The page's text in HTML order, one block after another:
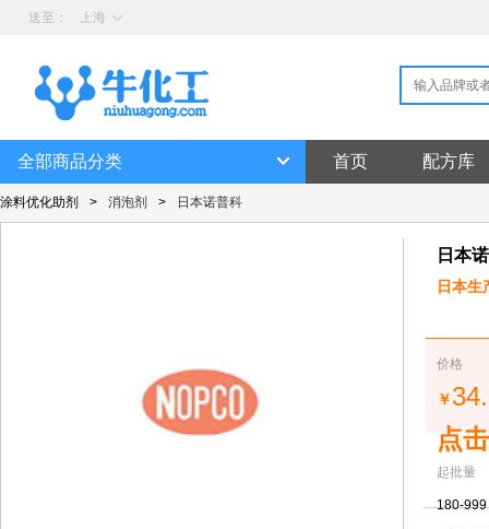
送至： 上海
首页 配方库
全部商品分类
涂料优化助剂 > 消泡剂 > 日本诺普科
日本
日本生
价格
￥
点
起批量
180-999